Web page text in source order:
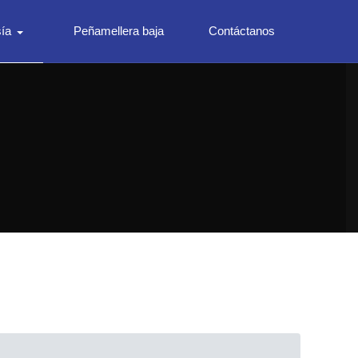
Peñamellera baja Contáctanos